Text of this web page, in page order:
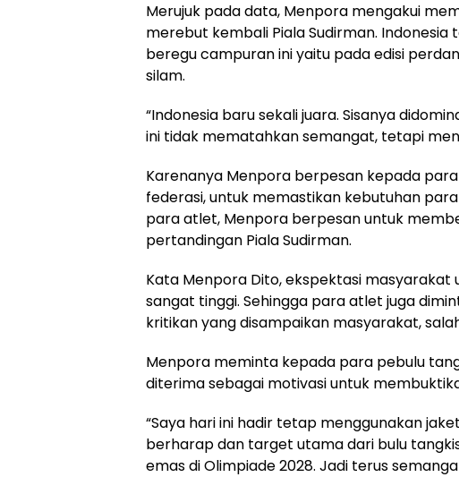
Merujuk pada data, Menpora mengakui
merebut kembali Piala Sudirman.
beregu campuran ini yaitu pada edisi
silam.
“Indonesia baru sekali juara. Sisanya
ini tidak mematahkan semangat, tetapi
Karenanya Menpora berpesan kepada
federasi, untuk memastikan kebutuhan
para atlet, Menpora berpesan untuk
pertandingan Piala Sudirman.
Kata Menpora Dito, ekspektasi masyarakat
sangat tinggi. Sehingga para atlet juga
kritikan yang disampaikan masyarakat,
Menpora meminta kepada para pebulu
diterima sebagai motivasi untuk
“Saya hari ini hadir tetap menggunakan
berharap dan target utama dari bulu
emas di Olimpiade 2028. Jadi terus